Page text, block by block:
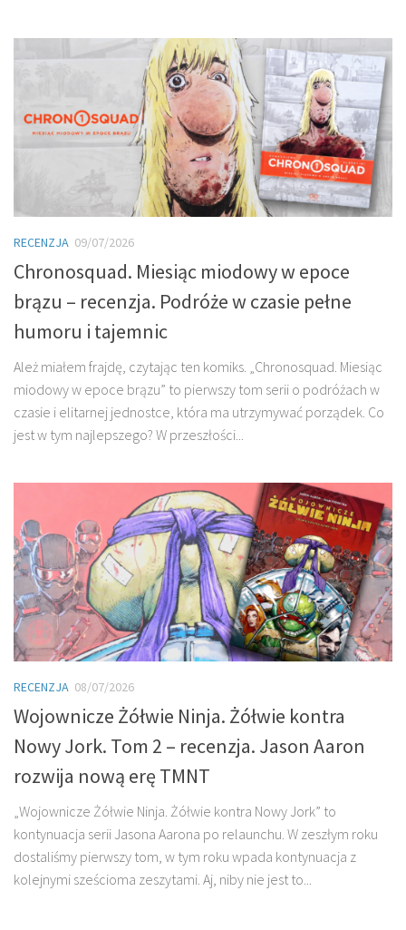
RECENZJA 09/07/2026
Chronosquad. Miesiąc miodowy w epoce
brązu – recenzja. Podróże w czasie pełne
humoru i tajemnic
Ależ miałem frajdę, czytając ten komiks. „Chronosquad. Miesiąc
miodowy w epoce brązu” to pierwszy tom serii o podróżach w
czasie i elitarnej jednostce, która ma utrzymywać porządek. Co
jest w tym najlepszego? W przeszłości...
RECENZJA 08/07/2026
Wojownicze Żółwie Ninja. Żółwie kontra
Nowy Jork. Tom 2 – recenzja. Jason Aaron
rozwija nową erę TMNT
„Wojownicze Żółwie Ninja. Żółwie kontra Nowy Jork” to
kontynuacja serii Jasona Aarona po relaunchu. W zeszłym roku
dostaliśmy pierwszy tom, w tym roku wpada kontynuacja z
kolejnymi sześcioma zeszytami. Aj, niby nie jest to...